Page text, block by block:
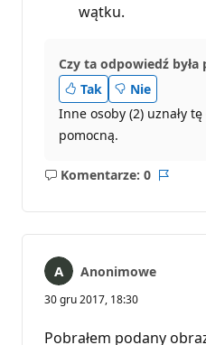
wątku.
Czy ta odpowiedź była
Tak
Nie
Inne osoby (2) uznały
pomocną.
Komentarze: 0
Brak
Anonimowe
30 gru 2017, 18:30
Pobrałem podany